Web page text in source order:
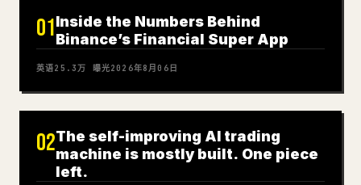
01Inside the Numbers Behind
Binance’s Financial Super App
英语25.3万 曝光2026年8月06日
02The self-improving AI trading
machine is mostly built. One piece
left.